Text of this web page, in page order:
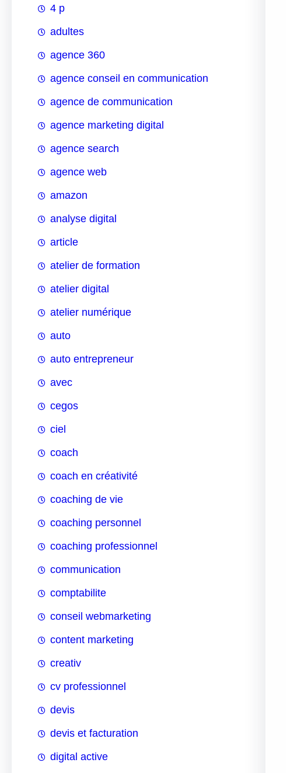
4 p
adultes
agence 360
agence conseil en communication
agence de communication
agence marketing digital
agence search
agence web
amazon
analyse digital
article
atelier de formation
atelier digital
atelier numérique
auto
auto entrepreneur
avec
cegos
ciel
coach
coach en créativité
coaching de vie
coaching personnel
coaching professionnel
communication
comptabilite
conseil webmarketing
content marketing
creativ
cv professionnel
devis
devis et facturation
digital active